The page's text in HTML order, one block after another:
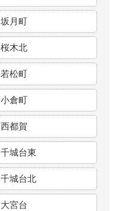
坂月町
桜木北
若松町
小倉町
西都賀
千城台東
千城台北
大宮台